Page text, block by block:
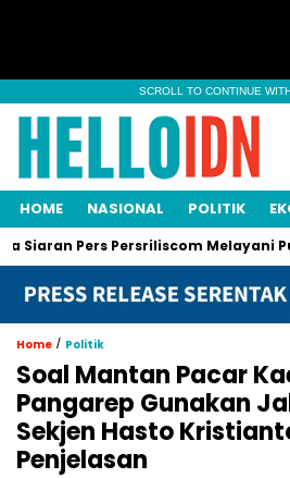
SCROLL TO CONTINUE
HOME NASIONAL POLITIK
Pers Persriliscom Melayani
Home / Politik
Soal Mantan Pacar
Pangarep Gunakan
Sekjen Hasto
Penjelasan